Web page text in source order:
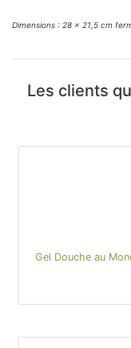
Dimensions : 28 x 21,5 cm
Les clients
Gel Douche au